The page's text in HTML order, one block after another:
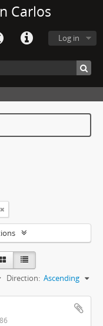
Carlos
Log in
Direction: Ascending